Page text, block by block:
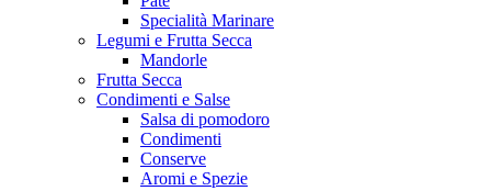
Specialità Marinare
Legumi e Frutta Secca
Mandorle
Frutta Secca
Condimenti e Salse
Salsa di pomodoro
Condimenti
Conserve
Aromi e Spezie